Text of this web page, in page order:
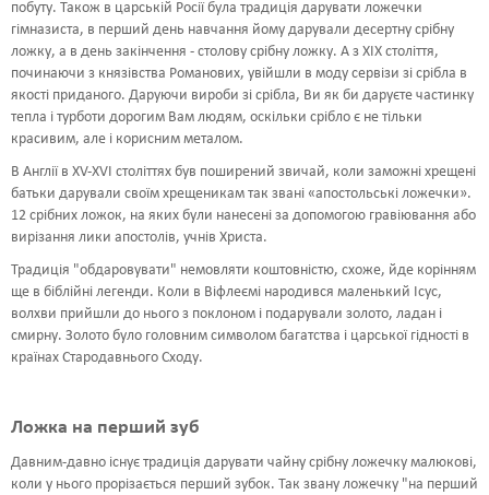
побуту. Також в царській Росії була традиція дарувати ложечки
гімназиста, в перший день навчання йому дарували десертну срібну
ложку, а в день закінчення - столову срібну ложку. А з XIX століття,
починаючи з князівства Романових, увійшли в моду сервізи зі срібла в
якості приданого. Даруючи вироби зі срібла, Ви як би даруєте частинку
тепла і турботи дорогим Вам людям, оскільки срібло є не тільки
красивим, але і корисним металом.
В Англії в XV-XVI століттях був поширений звичай, коли заможні хрещені
батьки дарували своїм хрещеникам так звані «апостольські ложечки».
12 срібних ложок, на яких були нанесені за допомогою гравіювання або
вирізання лики апостолів, учнів Христа.
Традиція "обдаровувати" немовляти коштовністю, схоже, йде корінням
ще в біблійні легенди. Коли в Віфлеємі народився маленький Ісус,
волхви прийшли до нього з поклоном і подарували золото, ладан і
смирну. Золото було головним символом багатства і царської гідності в
країнах Стародавнього Сходу.
Ложка на перший зуб
Давним-давно існує традиція дарувати чайну срібну ложечку малюкові,
коли у нього прорізається перший зубок. Так звану ложечку "на перший